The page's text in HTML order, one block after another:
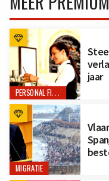
PERSONAL FINANCE
jaar
MIGRATIE